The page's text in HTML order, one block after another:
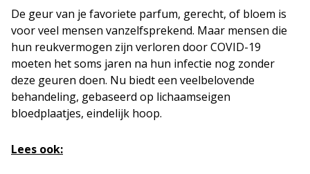
De geur van je favoriete parfum, gerecht, of bloem is
voor veel mensen vanzelfsprekend. Maar mensen die
hun reukvermogen zijn verloren door COVID-19
moeten het soms jaren na hun infectie nog zonder
deze geuren doen. Nu biedt een veelbelovende
behandeling, gebaseerd op lichaamseigen
bloedplaatjes, eindelijk hoop.
Lees ook: